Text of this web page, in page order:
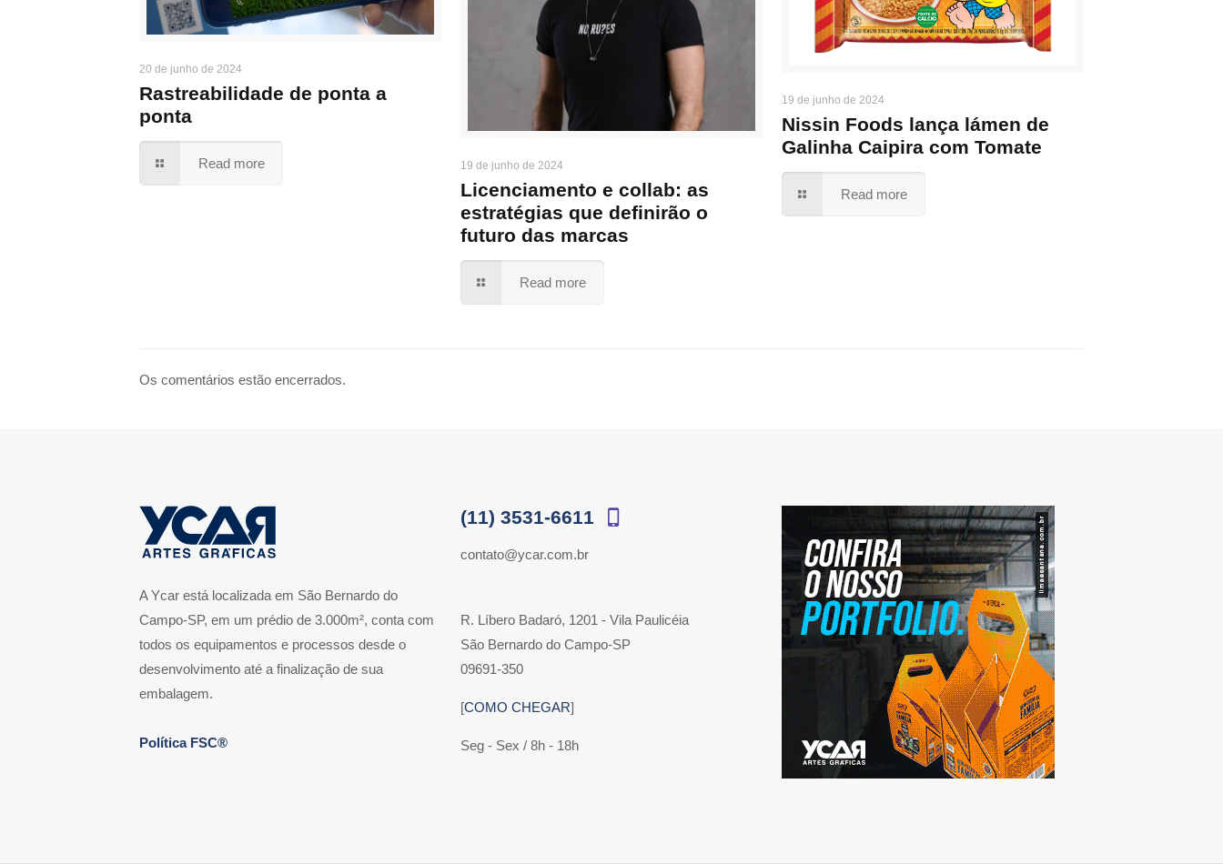
20 de junho de 2024
Rastreabilidade de ponta a
ponta
Read more 19 de junho de 2024
Licenciamento e collab: as
estratégias que definirão o
futuro das marcas
Read more
19 de junho de 2024
Nissin Foods lança lámen de
Galinha Caipira com Tomate
Read more
Os comentários estão encerrados.
A Ycar está localizada em São Bernardo do
Campo-SP, em um prédio de 3.000m², conta com
todos os equipamentos e processos desde o
desenvolvimento até a finalização de sua
embalagem.
Política FSC®
(11) 3531-6611
contato@ycar.com.br
R. Líbero Badaró, 1201 - Vila Paulicéia
São Bernardo do Campo-SP
09691-350
[COMO CHEGAR]
Seg - Sex / 8h - 18h